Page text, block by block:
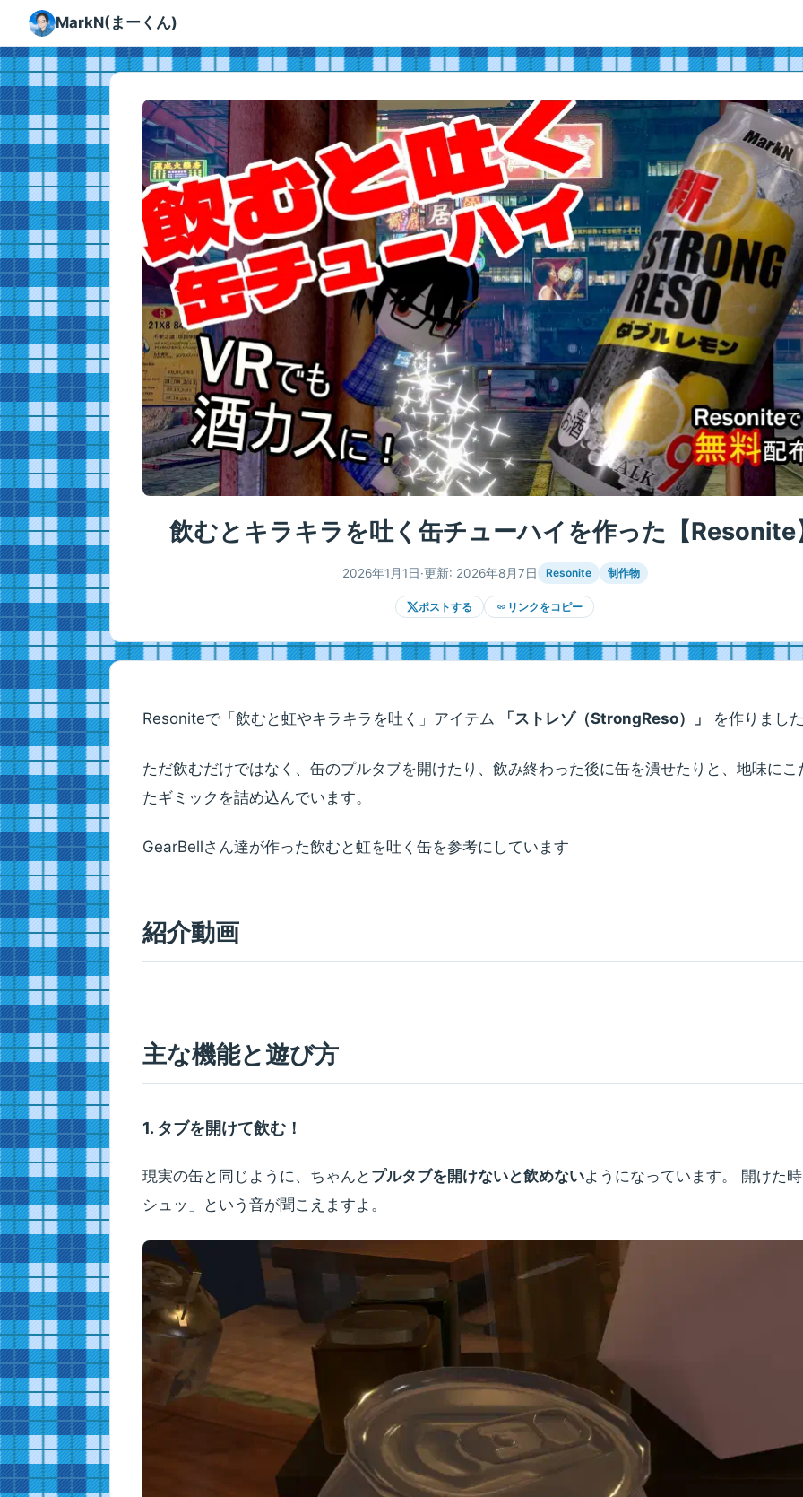
MarkN(まーくん)
飲むとキラキラを吐く缶チューハイを作った【Resonite
2026年1月1日·更新: 2026年8月7日 Resonite 制作物
ポストする リンクをコピー
Resoniteで「飲むと虹やキラキラを吐く」アイテム 「ストレゾ（StrongReso）」 を作りまし
ただ飲むだけではなく、缶のプルタブを開けたり、飲み終わった後に缶を潰せたりと、地味にこ
たギミックを詰め込んでいます。
GearBellさん達が作った飲むと虹を吐く缶を参考にしています
紹介動画
主な機能と遊び方
1. タブを開けて飲む！
現実の缶と同じように、ちゃんと プルタブを開けないと飲めないようになっています。 開けた
シュッ」という音が聞こえますよ。